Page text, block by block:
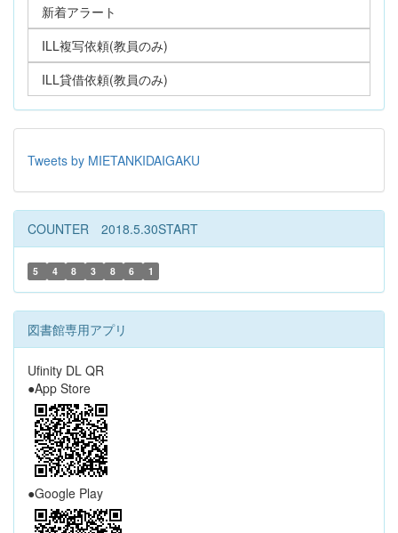
新着アラート
ILL複写依頼(教員のみ)
ILL貸借依頼(教員のみ)
Tweets by MIETANKIDAIGAKU
COUNTER 2018.5.30START
5 4 8 3 8 6 1
図書館専用アプリ
Ufinity DL QR
●App Store
●Google Play